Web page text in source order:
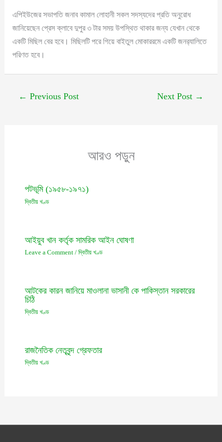
এপিইউজের সভাপতি জনাব কামাল লোহানী সকল সদস্যদের প্রতি অনুরোধ
জানিয়েছেন প্রেস ক্লাবে দুপুর ৩ টার সময় উপস্থিত থাকার জন্য যেখান থেকে
একটি মিছিল বের হবে। মিছিলটি পরে গিয়ে বাইতুল মোকাররমে একটি জনর‍্যালিতে
পরিণত হবে।
← Previous Post Next Post →
আরও পড়ুন
পটভূমি (১৯৫৮-১৯৭১)
দ্বিতীয় খণ্ড
আইয়ুব খান কর্তৃক সামরিক আইন ঘোষণা
Leave a Comment / দ্বিতীয় খণ্ড
আটকের কারন জানিয়ে মাওলানা ভাসানী কে পাকিস্তান সরকারের
চিঠি
দ্বিতীয় খণ্ড
রাজনৈতিক নেতৃবৃন্দ গ্রেফতার
দ্বিতীয় খণ্ড